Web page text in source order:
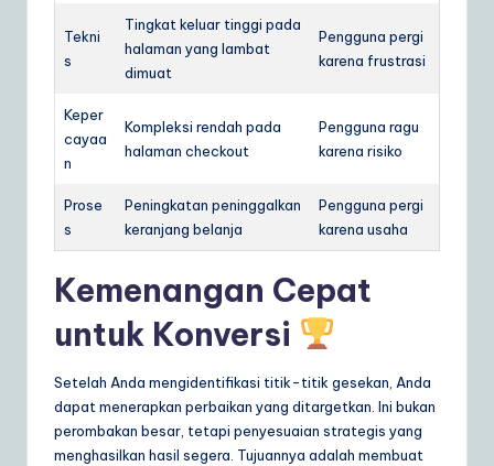
Tekni
s
Tingkat keluar tinggi pada
halaman yang lambat
dimuat
Pengguna pergi
karena frustrasi
Keper
cayaa
n
Kompleksi rendah pada
halaman checkout
Pengguna ragu
karena risiko
Prose
s
Peningkatan peninggalkan
keranjang belanja
Pengguna pergi
karena usaha
Kemenangan Cepat
untuk Konversi
Setelah Anda mengidentifikasi titik-titik gesekan, Anda
dapat menerapkan perbaikan yang ditargetkan. Ini bukan
perombakan besar, tetapi penyesuaian strategis yang
menghasilkan hasil segera. Tujuannya adalah membuat